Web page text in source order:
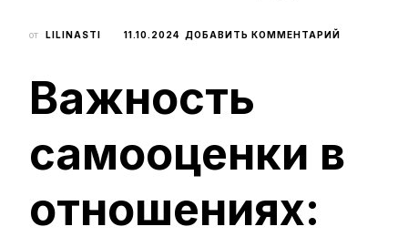
от LILINASTI 11.10.2024 ДОБАВИТЬ КОММЕНТАРИЙ
ПЕРЕСТАТЬ
ЗАВИСЕТЬ
Важность
самооценки в
отношениях: